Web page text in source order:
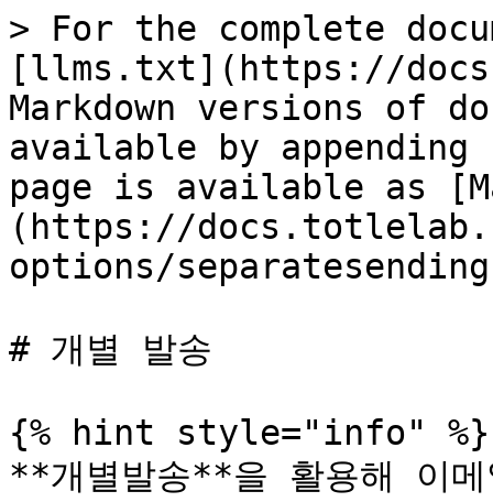
> For the complete
[llms.txt](https://
Markdown versions of
available by
page is available as
(https://
options/
# 개별 발송
{% hint style="info" %}
**개별발송**을 활용해 이